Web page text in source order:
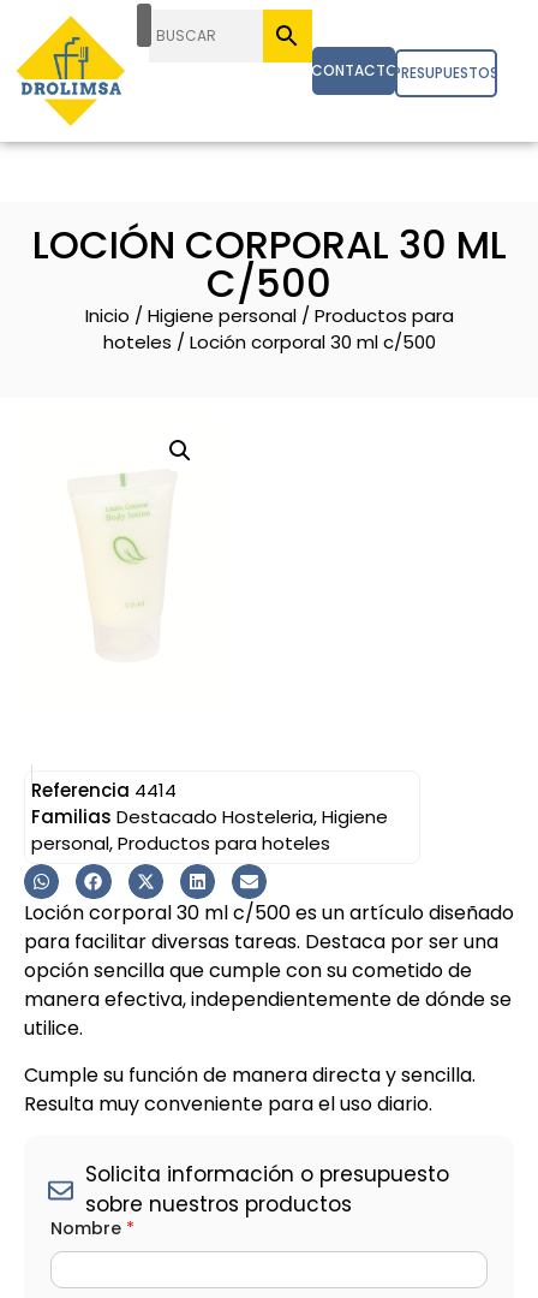
CONTACTOPRESUPUESTOS
LOCIÓN CORPORAL 30 ML
C/500
Inicio / Higiene personal/ Productos para
hoteles / Loción corporal 30 ml c/500
Referencia 4414
Familias Destacado Hosteleria,Higiene
personal,Productos para hoteles
Loción corporal 30 ml c/500 es un artículo diseñado
para facilitar diversas tareas. Destaca por ser una
opción sencilla que cumple con su cometido de
manera efectiva, independientemente de dónde se
utilice.
Cumple su función de manera directa y sencilla.
Resulta muy conveniente para el uso diario.
Solicita información o presupuesto
sobre nuestros productos
a
n
Nombre *